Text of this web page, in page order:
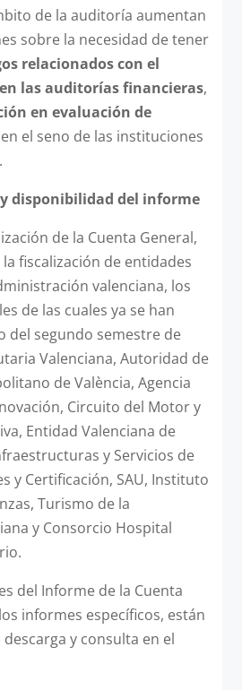
de la auditoría aumentan
sobre la necesidad de tener
relacionados con el
las auditorías financieras,
en evaluación de
en el seno de las instituciones
disponibilidad del informe
de la Cuenta General,
fiscalización de entidades
valenciana, los
de las cuales ya se han
del segundo semestre de
Valenciana, Autoridad de
de València, Agencia
Circuito del Motor y
Entidad Valenciana de
y Servicios de
y Certificación, SAU, Instituto
Turismo de la
y Consorcio Hospital
del Informe de la Cuenta
informes específicos, están
y consulta en el